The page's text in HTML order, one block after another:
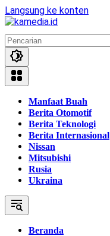
Langsung ke konten
Manfaat Buah
Berita Otomotif
Berita Teknologi
Berita Internasional
Nissan
Mitsubishi
Rusia
Ukraina
Beranda